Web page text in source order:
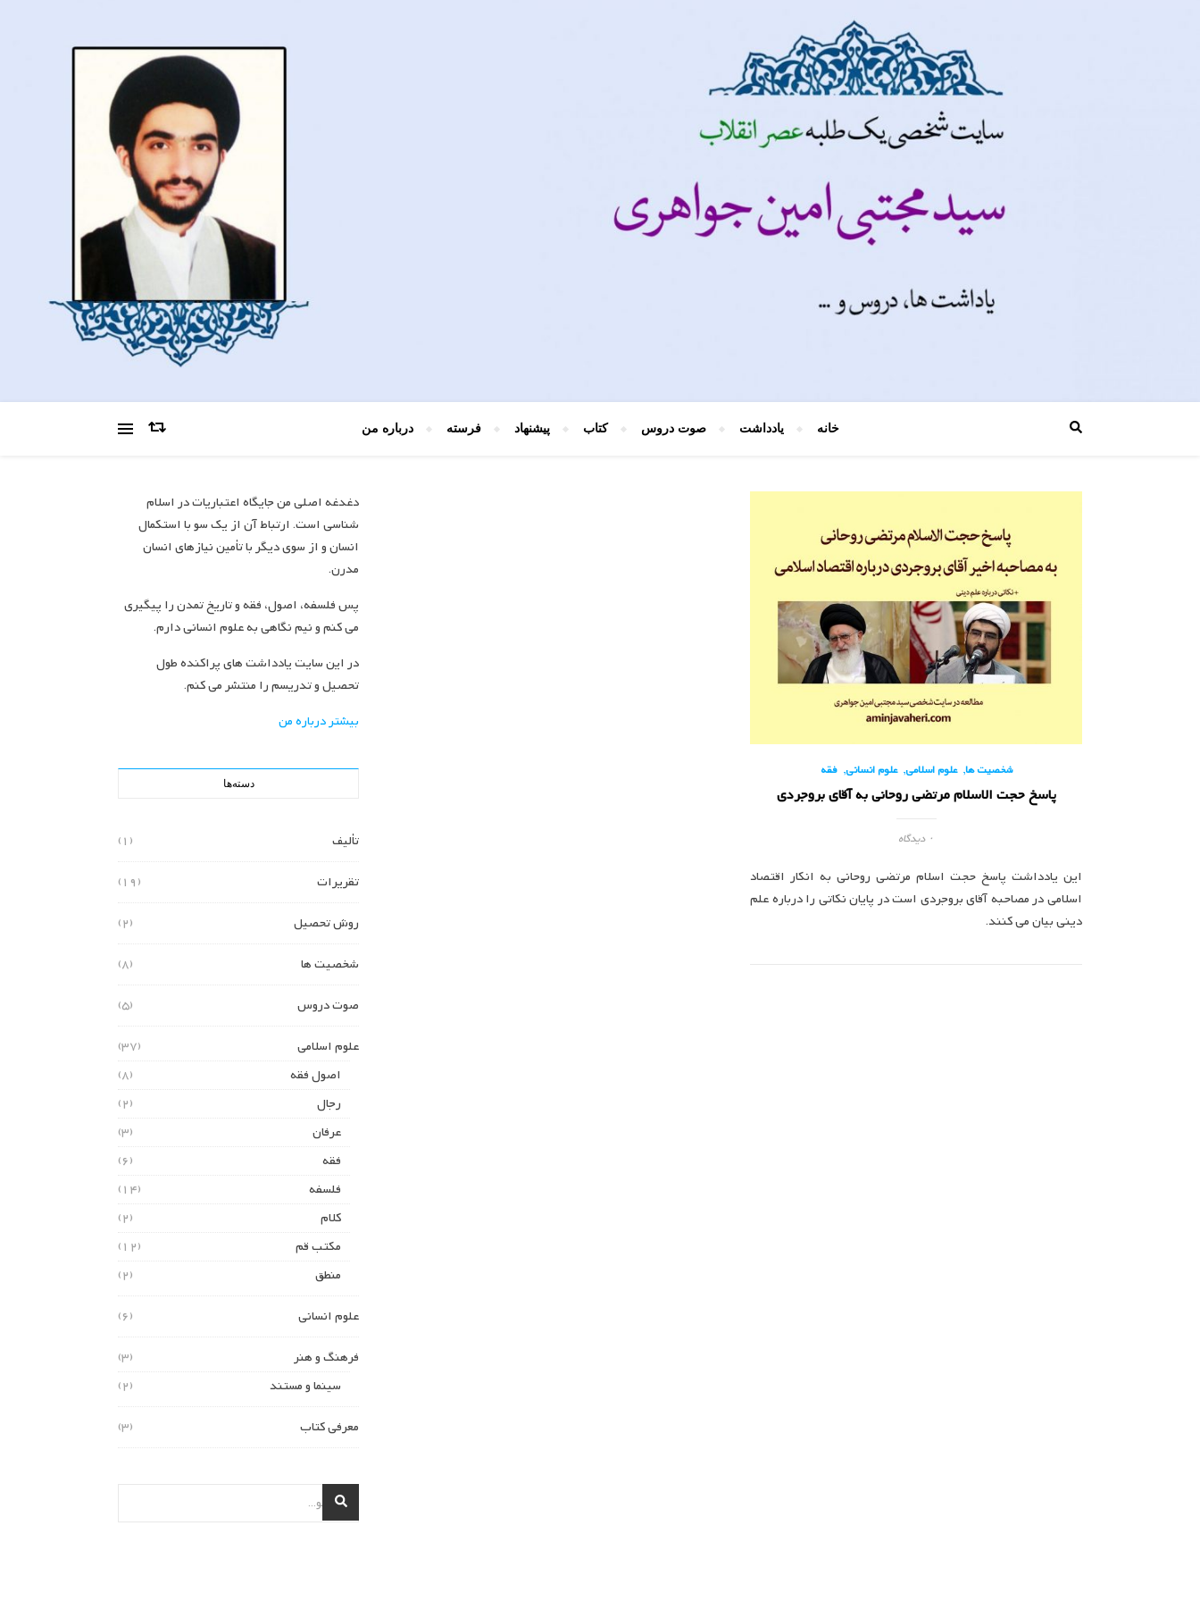
خانه یادداشت صوت دروس کتاب پیشنهاد فرسته درباره من
دغدغه اصلی من جایگاه اعتباریات در اسلام
شناسی است. ارتباط آن از یک سو با استکمال
انسان و از سوی دیگر با تأمین نیازهای انسان
مدرن.
پس فلسفه، اصول، فقه و تاریخ تمدن را پیگیری
می کنم و نیم نگاهی به علوم انسانی دارم.
در این سایت یادداشت های پراکنده طول
تحصیل و تدریسم را منتشر می کنم.
بیشتر درباره من
دسته‌ها
تألیف
(1)
تقریرات
(19)
روش تحصیل
(2)
شخصیت ها
(8)
صوت دروس
(5)
علوم اسلامی
(37)
اصول فقه
(8)
رجال
(2)
عرفان
(3)
فقه
(6)
فلسفه
(14)
کلام
(2)
مکتب قم
(12)
منطق
(2)
علوم انسانی
(6)
فرهنگ و هنر
(3)
سینما و مستند
(2)
معرفی کتاب
(3)
شخصیت ها,علوم اسلامی,علوم انسانی,فقه
پاسخ حجت الاسلام مرتضی روحانی به آقای بروجردی
۰ دیدگاه
این یادداشت پاسخ حجت اسلام مرتضی روحانی به انکار اقتصاد
اسلامی در مصاحبه آقای بروجردی است در پایان نکاتی را درباره علم
دینی بیان می کنند.